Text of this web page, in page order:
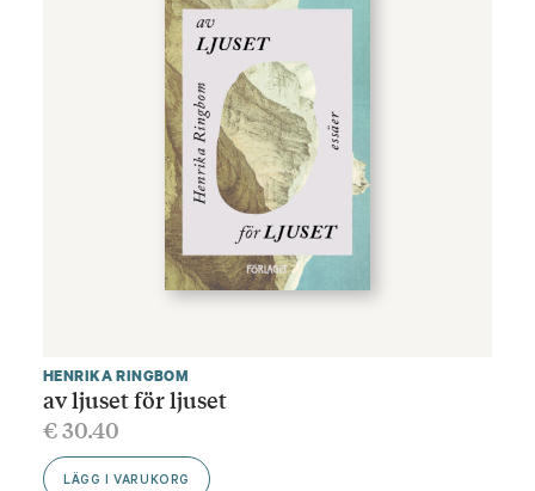
HENRIKA RINGBOM
av ljuset för ljuset
€30.40
LÄGG I VARUKORG